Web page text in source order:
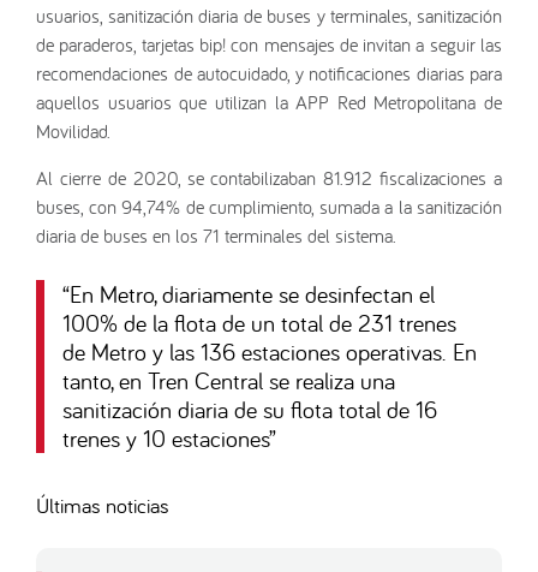
usuarios, sanitización diaria de buses y terminales, sanitización
de paraderos, tarjetas bip! con mensajes de invitan a seguir las
recomendaciones de autocuidado, y notificaciones diarias para
aquellos usuarios que utilizan la APP Red Metropolitana de
Movilidad.
Al cierre de 2020, se contabilizaban 81.912 fiscalizaciones a
buses, con 94,74% de cumplimiento, sumada a la sanitización
diaria de buses en los 71 terminales del sistema.
“En Metro, diariamente se desinfectan el
100% de la flota de un total de 231 trenes
de Metro y las 136 estaciones operativas. En
tanto, en Tren Central se realiza una
sanitización diaria de su flota total de 16
trenes y 10 estaciones”
Últimas noticias